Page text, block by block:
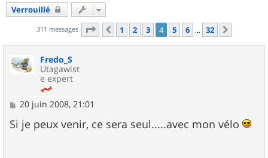
Verrouillé
311 messages Page 4sur
Précédent
1 2 3 4 5 6 … 32
Fredo_S
Utagawist
e expert
M
s
s
20 juin 2008, 21:01
Si je peux venir, ce sera seul.....avec mon vélo